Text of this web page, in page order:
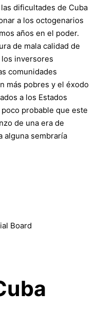
dificultades de Cuba
a los octogenarios
años en el poder.
de mala calidad de
inversores
comunidades
más pobres y el éxodo
a los Estados
probable que este
de una era de
alguna sembraría
Board